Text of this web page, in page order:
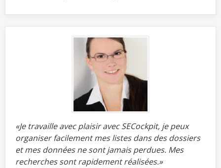
«Je travaille avec plaisir avec SECockpit, je peux
organiser facilement mes listes dans des dossiers
et mes données ne sont jamais perdues. Mes
recherches sont rapidement réalisées.»